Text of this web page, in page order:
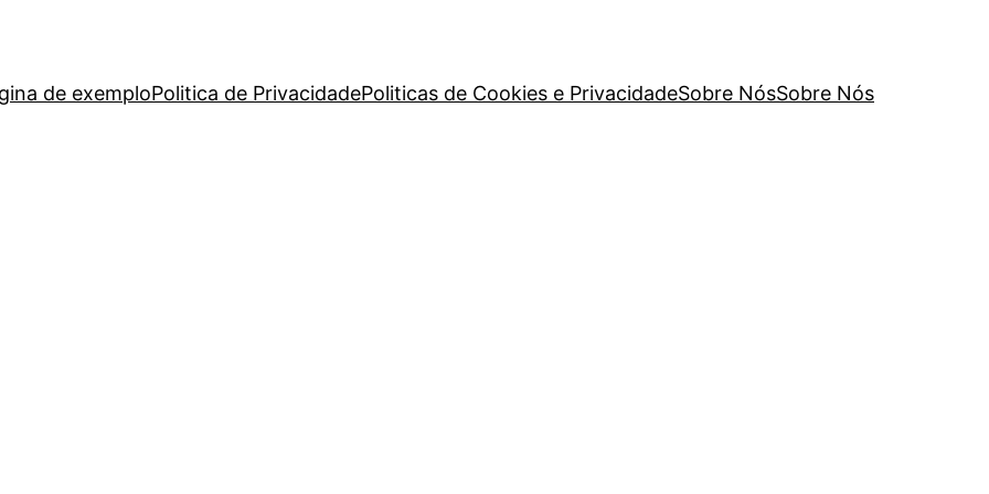
de exemploPolitica de PrivacidadePoliticas de Cookies e PrivacidadeSobre NósSobre Nós